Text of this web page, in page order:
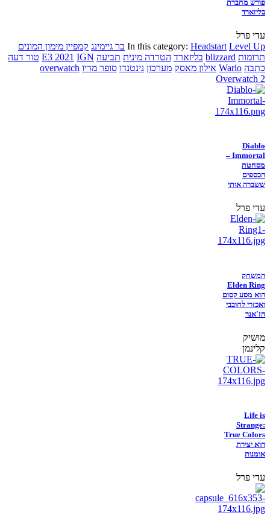
פורש מחברת
בליזארד
עדי פרל
In this category: Headstart Level Up בר גיימינג קמפיין מימון המונים
תרומות blizzard בליזארד הטרדה מינית תביעה E3 2021 IGN
טור דעה
כתבה Wario אילון מאסק מערכון נינטנדו סופר מריו overwatch
Overwatch 2
Diablo
Immortal –
מסחטת
הכספים
ששברה אותי
עדי פרל
המשחק
Elden Ring
הוא מסע קסום
ואכזרי לחובבי
הז'אנר
מושיק
קלינמן
Life is
Strange:
True Colors
הוא יצירת
אומנות
עדי פרל